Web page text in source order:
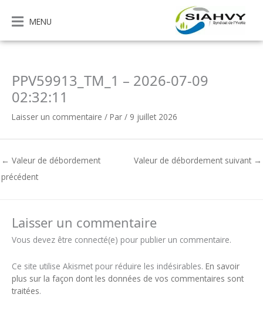
contenu
MENU
PPV59913_TM_1 – 2026-07-09
02:32:11
Laisser un commentaire / Par / 9 juillet 2026
← Valeur de débordement
précédent
Valeur de débordement suivant →
Laisser un commentaire
Vous devez être connecté(e) pour publier un commentaire.
Ce site utilise Akismet pour réduire les indésirables. En savoir
plus sur la façon dont les données de vos commentaires sont
traitées.